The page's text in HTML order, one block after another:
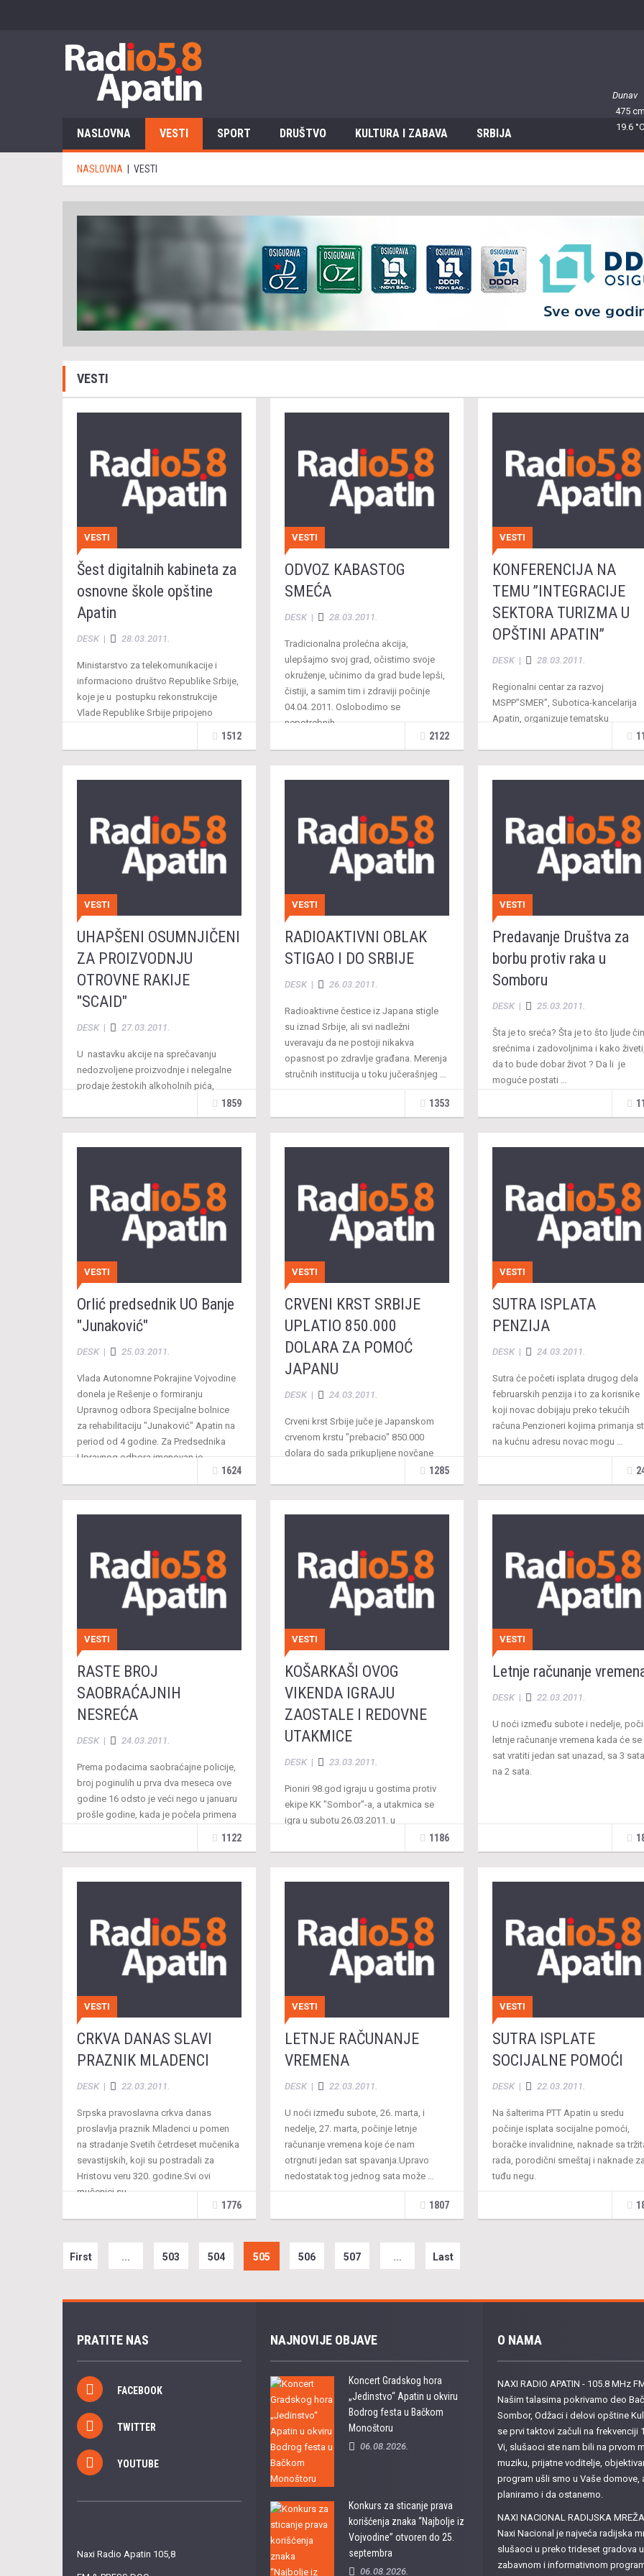
Dunav
475 cm
19.6 °C
NASLOVNA VESTI SPORT DRUŠTVO KULTURA I ZABAVA SRBIJA
NASLOVNA | VESTI
VESTI
VESTI
Šest digitalnih kabineta za
osnovne škole opštine
Apatin
DESK| 28.03.2011.
Ministarstvo za telekomunikacije i
informaciono društvo Republike Srbije,
koje je u postupku rekonstrukcije
Vlade Republike Srbije pripojeno
1512
VESTI
ODVOZ KABASTOG
SMEĆA
DESK| 28.03.2011.
Tradicionalna prolećna akcija,
ulepšajmo svoj grad, očistimo svoje
okruženje, učinimo da grad bude lepši,
čistiji, a samim tim i zdraviji počinje
04.04. 2011. Oslobodimo se
nepotrebnih …
2122
VESTI
KONFERENCIJA NA
TEMU ’’INTEGRACIJE
SEKTORA TURIZMA U
OPŠTINI APATIN’’
DESK| 28.03.2011.
Regionalni centar za razvoj
MSPP’’SMER’’, Subotica-kancelarija
Apatin, organizuje tematsku
konferenciju na temu’’INTEGRACIJE
SEKTORA TURIZMA U OPŠTINI
APATIN’’.Konferencija će se održati
dana 28 marta 2011.g. sa početkom
VESTI
UHAPŠENI OSUMNJIČENI
ZA PROIZVODNJU
OTROVNE RAKIJE
"SCAID"
DESK| 27.03.2011.
U nastavku akcije na sprečavanju
nedozvoljene proizvodnje i nelegalne
prodaje žestokih alkoholnih pića,
pripadnici Ministarstva unutrašnjih
poslova Republike Srbije, Uprave
kriminalističke policije i Policijske
uprave u Somboru …
1859
VESTI
RADIOAKTIVNI OBLAK
STIGAO I DO SRBIJE
DESK| 26.03.2011.
Radioaktivne čestice iz Japana stigle
su iznad Srbije, ali svi nadležni
uveravaju da ne postoji nikakva
opasnost po zdravlje građana. Merenja
stručnih institucija u toku jučerašnjeg …
1353
VESTI
Predavanje Društva za
borbu protiv raka u
Somboru
DESK| 25.03.2011.
Šta je to sreća? Šta je to što ljude
srećnima i zadovoljnima i kako
da to bude dobar život ? Da li je
moguće postati …
VESTI
Orlić predsednik UO Banje
"Junaković"
DESK| 25.03.2011.
Vlada Autonomne Pokrajine Vojvodine
donela je Rešenje o formiranju
Upravnog odbora Specijalne bolnice
za rehabilitaciju "Junaković" Apatin na
period od 4 godine. Za Predsednika
Upravnog odbora imenovan je …
1624
VESTI
CRVENI KRST SRBIJE
UPLATIO 850.000
DOLARA ZA POMOĆ
JAPANU
DESK| 24.03.2011.
Crveni krst Srbije juče je Japanskom
crvenom krstu "prebacio" 850.000
dolara do sada prikupljene novčane
dinarskih donacija koje su do 23. marta
uplaćene …
1285
VESTI
SUTRA ISPLATA
PENZIJA
DESK| 24.03.2011.
Sutra će početi isplata drugog dela
februarskih penzija i to za korisnike
koji novac dobijaju preko tekućih
računa.Penzioneri kojima primanja
na kućnu adresu novac mogu …
VESTI
RASTE BROJ
SAOBRAĆAJNIH
NESREĆA
DESK| 24.03.2011.
Prema podacima saobraćajne policije,
broj poginulih u prva dva meseca ove
godine 16 odsto je veći nego u januaru
prošle godine, kada je počela primena
1122
VESTI
KOŠARKAŠI OVOG
VIKENDA IGRAJU
ZAOSTALE I REDOVNE
UTAKMICE
DESK| 23.03.2011.
Pioniri 98.god igraju u gostima protiv
ekipe KK "Sombor"-a, a utakmica se
igra u subotu 26.03.2011. u
utakmice zaredom …
1186
VESTI
Letnje računanje
DESK| 22.03.2011.
U noći između subote i nedelje,
letnje računanje vremena kada će se
sat vratiti jedan sat unazad, sa 3 sata
na 2 sata.
VESTI
CRKVA DANAS SLAVI
PRAZNIK MLADENCI
DESK| 22.03.2011.
Srpska pravoslavna crkva danas
proslavlja praznik Mladenci u pomen
na stradanje Svetih četrdeset mučenika
sevastijskih, koji su postradali za
Hristovu veru 320. godine.Svi ovi
mučenici su …
1776
VESTI
LETNJE RAČUNANJE
VREMENA
DESK| 22.03.2011.
U noći između subote, 26. marta, i
nedelje, 27. marta, počinje letnje
računanje vremena koje će nam
otrgnuti jedan sat spavanja.Upravo
nedostatak tog jednog sata može …
1807
VESTI
SUTRA ISPLATE
SOCIJALNE POMOĆI
DESK| 22.03.2011.
Na šalterima PTT Apatin u sredu
počinje isplata socijalne pomoći,
boračke invalidnine, naknade sa
rada, porodični smeštaj i naknade za
tuđu negu.
First ... 503 504 505 506 507 ... Last
PRATITE NAS
FACEBOOK
TWITTER
YOUTUBE
Naxi Radio Apatin 105,8
NAJNOVIJE OBJAVE
Koncert Gradskog hora
„Jedinstvo“ Apatin u okviru
Bodrog festa u Bačkom
Monoštoru
06.08.2026.
Konkurs za sticanje prava
korišćenja znaka “Najbolje iz
Vojvodine” otvoren do 25.
septembra
06.08.2026.
O NAMA
NAXI RADIO APATIN - 105.8 MHz
Našim talasima pokrivamo deo
Sombor, Odžaci i delovi opštine
se prvi taktovi začuli na frekvenciji
Vi, slušaoci ste nam bili na prvom
muziku, prijatne voditelje,
program ušli smo u Vaše domove,
planiramo i da ostanemo.
NAXI NACIONAL RADIJSKA MREŽA
Naxi Nacional je najveća radijska
slušaoci u preko trideset gradova
zabavnom i informativnom